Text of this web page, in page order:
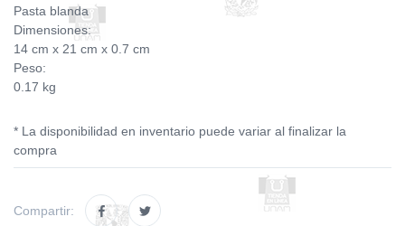
Pasta blanda
Dimensiones:
14 cm x 21 cm x 0.7 cm
Peso:
0.17 kg
* La disponibilidad en inventario puede variar al finalizar la
compra
Compartir: